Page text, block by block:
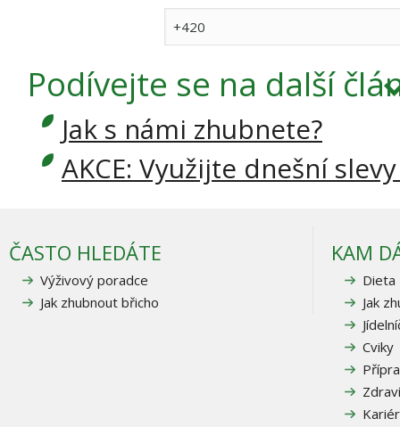
Podívejte se na další
Jak s námi zhubnete?
AKCE: Využijte dnešní
ČASTO HLEDÁTE
Výživový poradce
Jak zhubnout břicho
KAM
Dieta
Jak
Cviky
Zdraví